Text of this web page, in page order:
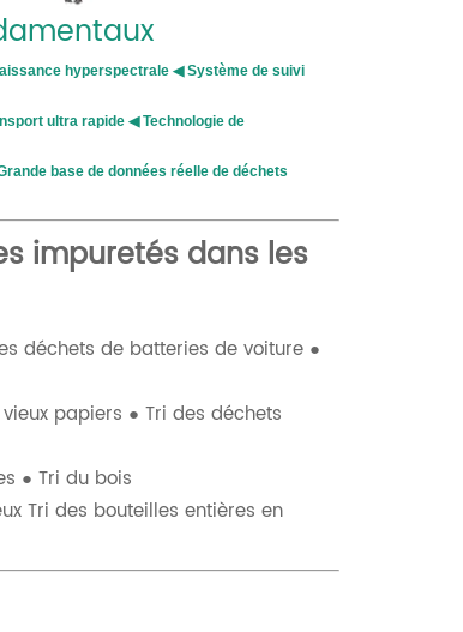
hyperspectrale ◀ Système de suivi
ultra rapide ◀ Technologie de
base de données réelle de déchets
impuretés dans les
déchets de batteries de voiture ●
papiers ● Tri des déchets
● Tri du bois
Tri des bouteilles entières en